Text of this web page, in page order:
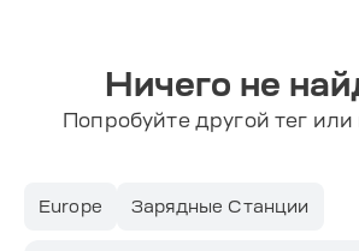
Ничего не
Попробуйте другой тег или
Europe Зарядные Станции